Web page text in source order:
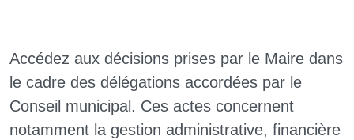
Accédez aux décisions prises par le Maire dans
le cadre des délégations accordées par le
Conseil municipal. Ces actes concernent
notamment la gestion administrative, financière